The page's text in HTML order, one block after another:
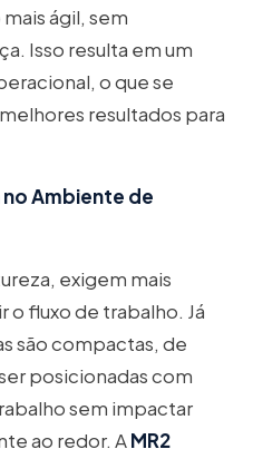
ágil, sem
Isso resulta em um
o que se
resultados para
Ambiente de
exigem mais
fluxo de trabalho. Já
são compactas, de
posicionadas com
sem impactar
ao redor. AMR2